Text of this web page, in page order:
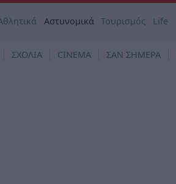
Αστυνομικά Τουρισμός Life
ΣΧΟΛΙΑ CINEMA ΣΑΝ ΣΗΜΕΡΑ